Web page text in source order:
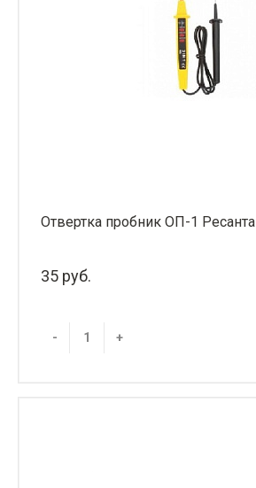
Отвертка пробник ОП-1 Ресанта
35 руб.
- +